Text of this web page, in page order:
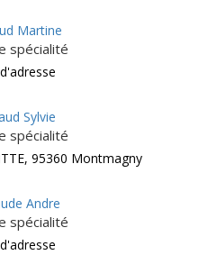
Martine
spécialité
Sylvie
spécialité
95360 Montmagny
Andre
spécialité